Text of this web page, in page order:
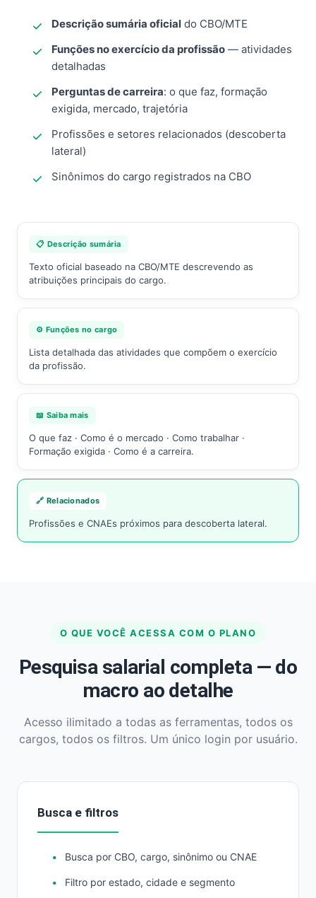
Descrição sumária oficial do CBO/MTE
Funções no exercício da profissão — atividades
detalhadas
Perguntas de carreira: o que faz, formação
exigida, mercado, trajetória
Profissões e setores relacionados (descoberta
lateral)
Sinônimos do cargo registrados na CBO
📋 Descrição sumária
Texto oficial baseado na CBO/MTE descrevendo as
atribuições principais do cargo.
⚙️ Funções no cargo
Lista detalhada das atividades que compõem o exercício
da profissão.
📖 Saiba mais
O que faz · Como é o mercado · Como trabalhar ·
Formação exigida · Como é a carreira.
🔗 Relacionados
Profissões e CNAEs próximos para descoberta lateral.
O QUE VOCÊ ACESSA COM O PLANO
Pesquisa salarial completa — do
macro ao detalhe
Acesso ilimitado a todas as ferramentas, todos os
cargos, todos os filtros. Um único login por usuário.
Busca e filtros
Busca por CBO, cargo, sinônimo ou CNAE
Filtro por estado, cidade e segmento